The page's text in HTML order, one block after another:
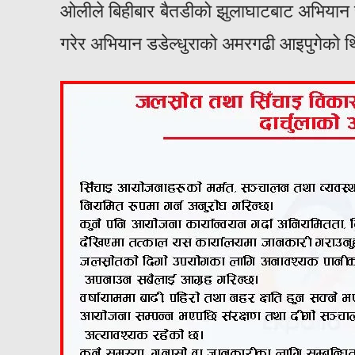
ओलीले बिहीबार बैतडीको झुलाघाटबाट
गरेर अभियान डडेल्धुराको अमरगढी आइपुगेको